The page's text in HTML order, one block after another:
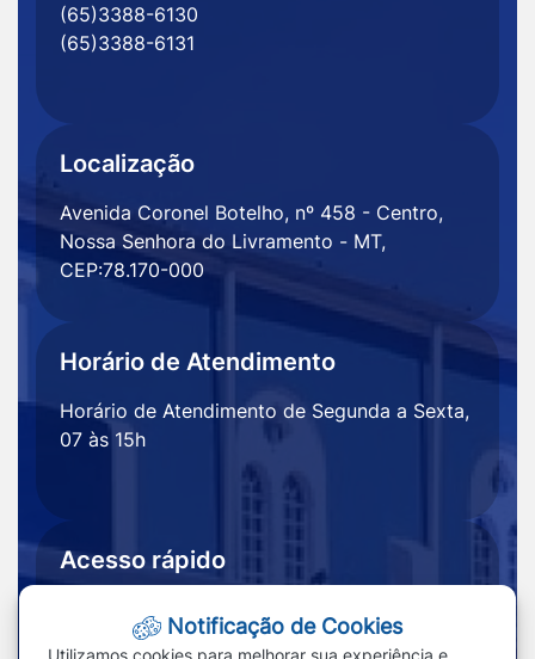
Facebook
(65)3388-6130
(65)3388-6131
Localização
Avenida Coronel Botelho, nº 458 - Centro,
Nossa Senhora do Livramento - MT,
CEP:78.170-000
Horário de Atendimento
Horário de Atendimento de Segunda a Sexta,
07 às 15h
Acesso rápido
Redefinir cookies
Notificação de Cookies
Utilizamos cookies para melhorar sua experiência e